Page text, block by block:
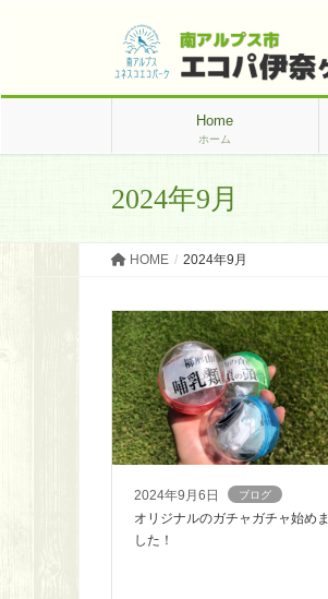
Home
ホーム
2024年9月
HOME 2024年9月
2024年9月6日 ブログ
オリジナルのガチャガチャ始めま
した！